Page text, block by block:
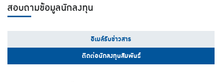
สอบถามข้อมูลนักลงทุน
อีเมล์รับข่าวสาร
ติดต่อนักลงทุนสัมพันธ์